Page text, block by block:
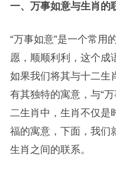
一、万事如意与生肖的
“万事如意”是一个常用
愿，顺顺利利，这个成
如果我们将其与十二生
有其独特的寓意，与“
二生肖中，生肖不仅是
福的寓意，下面，我们
生肖之间的联系。